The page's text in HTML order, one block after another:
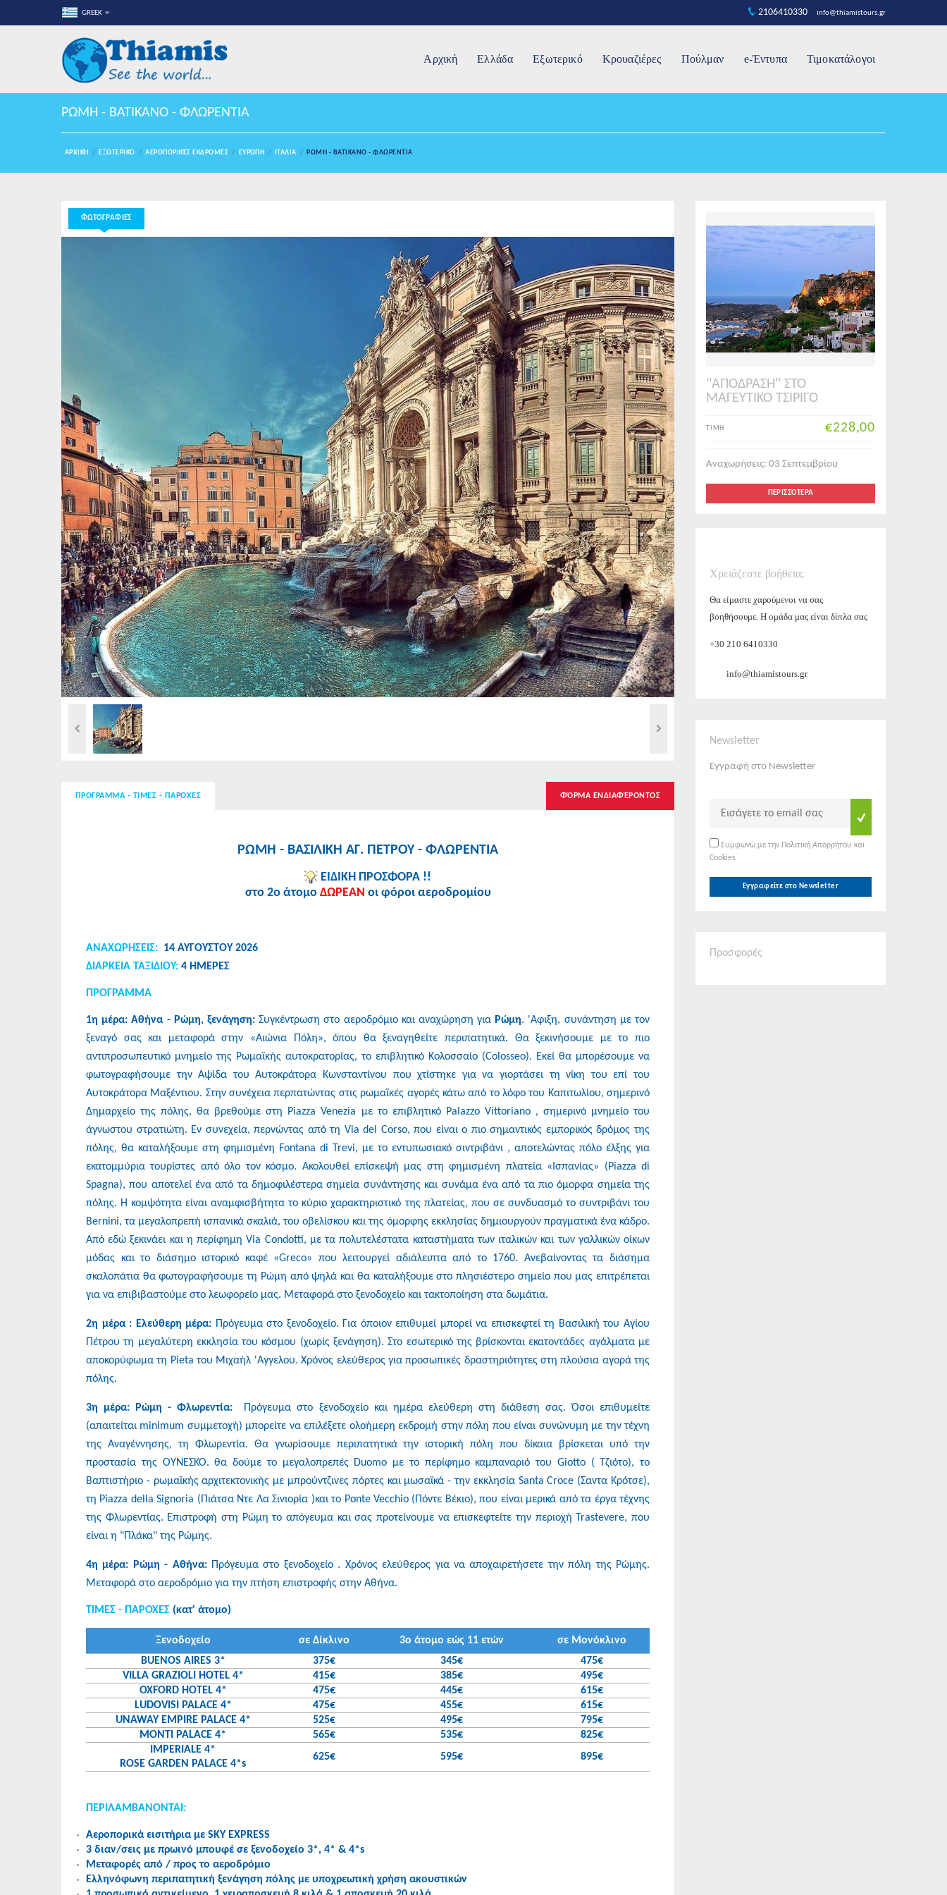
GREEK 2106410330 info@thiamistours.gr
Αρχική Ελλάδα Εξωτερικό Κρουαζιέρες Πούλμαν e-Έντυπα Τιμοκατάλογοι
ΡΩΜΗ - ΒΑΤΙΚΑΝΟ - ΦΛΩΡΕΝΤΙΑ
ΑΡΧΙΚΉ ΕΞΩΤΕΡΙΚΌ ΑΕΡΟΠΟΡΙΚΈΣ ΕΚΔΡΟΜΈΣ ΕΥΡΏΠΗ ΙΤΑΛΙΑ ΡΩΜΗ - ΒΑΤΙΚΑΝΟ - ΦΛΩΡΕΝΤΙΑ
ΦΩΤΟΓΡΑΦΙΕΣ
ΠΡΟΓΡΑΜΜΑ - ΤΙΜΕΣ - ΠΑΡΟΧΕΣ ΦΌΡΜΑ ΕΝΔΙΑΦΈΡΟΝΤΟΣ
ΡΩΜΗ - ΒΑΣΙΛΙΚΗ ΑΓ. ΠΕΤΡΟΥ - ΦΛΩΡΕΝΤΙΑ
ΕΙΔΙΚΗ ΠΡΟΣΦΟΡΑ !!
στο 2ο άτομο ΔΩΡΕΑΝ οι φόροι αεροδρομίου
ΑΝΑΧΩΡΗΣEIΣ: 14 ΑΥΓΟΥΣΤΟΥ 2026
ΔΙΑΡΚΕΙΑ ΤΑΞΙΔΙΟΥ: 4 ΗΜΕΡΕΣ
ΠΡΟΓΡΑΜΜΑ
1η μέρα: Αθήνα - Ρώμη, ξενάγηση:Συγκέντρωση στο αεροδρόμιο και αναχώρηση για Ρώμη. 'Αφιξη, συνάντηση με τον
ξεναγό σας και μεταφορά στην «Αιώνια Πόλη», όπου θα ξεναγηθείτε περιπατητικά. Θα ξεκινήσουμε με το πιο
αντιπροσωπευτικό μνημείο της Ρωμαϊκής αυτοκρατορίας, το επιβλητικό Κολοσσαίο (Colosseo). Εκεί θα μπορέσουμε να
φωτογραφήσουμε την Αψίδα του Αυτοκράτορα Κωνσταντίνου που χτίστηκε για να γιορτάσει τη νίκη του επί του
Αυτοκράτορα Μαξέντιου. Στην συνέχεια περπατώντας στις ρωμαϊκές αγορές κάτω από το λόφο του Καπιτωλίου, σημερινό
Δημαρχείο της πόλης, θα βρεθούμε στη Piazza Venezia με το επιβλητικό Palazzo Vittoriano , σημερινό μνημείο του
άγνωστου στρατιώτη. Εν συνεχεία, περνώντας από τη Via del Corso, που είναι ο πιο σημαντικός εμπορικός δρόμος της
πόλης, θα καταλήξουμε στη φημισμένη Fontana di Trevi, με το εντυπωσιακό σιντριβάνι , αποτελώντας πόλο έλξης για
εκατομμύρια τουρίστες από όλο τον κόσμο. Ακολουθεί επίσκεψή μας στη φημισμένη πλατεία «Ισπανίας» (Piazza di
Spagna), που αποτελεί ένα από τα δημοφιλέστερα σημεία συνάντησης και συνάμα ένα από τα πιο όμορφα σημεία της
πόλης. Η κομψότητα είναι αναμφισβήτητα το κύριο χαρακτηριστικό της πλατείας, που σε συνδυασμό το συντριβάνι του
Bernini, τα μεγαλοπρεπή ισπανικά σκαλιά, του οβελίσκου και της όμορφης εκκλησίας δημιουργούν πραγματικά ένα κάδρο.
Από εδώ ξεκινάει και η περίφημη Via Condotti, µε τα πολυτελέστατα καταστήματα των ιταλικών και των γαλλικών οίκων
μόδας και το διάσημο ιστορικό καφέ «Greco» που λειτουργεί αδιάλειπτα από το 1760. Ανεβαίνοντας τα διάσημα
σκαλοπάτια θα φωτογραφήσουμε τη Ρώμη από ψηλά και θα καταλήξουμε στο πλησιέστερο σημείο που μας επιτρέπεται
για να επιβιβαστούμε στο λεωφορείο μας. Μεταφορά στο ξενοδοχείο και τακτοποίηση στα δωμάτια.
2η μέρα : Ελεύθερη μέρα: Πρόγευμα στο ξενοδοχείο. Για όποιον επιθυμεί μπορεί να επισκεφτεί τη Βασιλική του Αγίου
Πέτρου τη μεγαλύτερη εκκλησία του κόσμου (χωρίς ξενάγηση). Στο εσωτερικό της βρίσκονται εκατοντάδες αγάλματα με
αποκορύφωμα τη Pieta του Μιχαήλ 'Αγγελου. Χρόνος ελεύθερος για προσωπικές δραστηριότητες στη πλούσια αγορά της
πόλης.
3η μέρα: Ρώμη - Φλωρεντία:
Πρόγευμα στο ξενοδοχείο και ημέρα ελεύθερη στη διάθεση σας. Όσοι επιθυμείτε
(απαιτείται minimum συμμετοχή) μπορείτε να επιλέξετε ολοήμερη εκδρομή στην πόλη που είναι συνώνυμη με την τέχνη
της Αναγέννησης, τη Φλωρεντία. Θα γνωρίσουμε περιπατητικά την ιστορική πόλη που δίκαια βρίσκεται υπό την
προστασία της ΟΥΝΕΣΚΟ. θα δούμε το μεγαλοπρεπές Duomo με το περίφημο καμπαναριό του Giotto ( Τζιότο), το
Βαπτιστήριο - ρωμαϊκής αρχιτεκτονικής με μπρούντζινες πόρτες και μωσαϊκά - την εκκλησία Santa Croce (Σαντα Κρότσε),
τη Piazza della Signoria (Πιάτσα Ντε Λα Σινιορία )και το Ponte Vecchio (Πόντε Βέκιο), που είναι μερικά από τα έργα τέχνης
της Φλωρεντίας. Επιστροφή στη Ρώμη το απόγευμα και σας προτείνουμε να επισκεφτείτε την περιοχή Trastevere, που
είναι η "Πλάκα" της Ρώμης.
4η μέρα: Ρώμη - Αθήνα:Πρόγευμα στο ξενοδοχείο . Χρόνος ελεύθερος για να αποχαιρετήσετε την πόλη της Ρώμης.
Μεταφορά στο αεροδρόμιο για την πτήση επιστροφής στην Αθήνα.
ΤΙΜΕΣ - ΠΑΡΟΧΕΣ (κατ' άτομο)
Ξενοδοχείο σε Δίκλινο 3ο άτομο εώς 11 ετών
σε Μονόκλινο
BUENOS AIRES 3*
375€ 345€
475€
VILLA GRAZIOLI HOTEL 4*
415€ 385€
495€
OXFORD HOTEL 4*
475€ 445€
615€
LUDOVISI PALACE 4*
475€ 455€
615€
UNAWAY EMPIRE PALACE 4*
525€ 495€
795€
MONTI PALACE 4*
565€ 535€
825€
IMPERIALE 4*
ROSE GARDEN PALACE 4*s
625€ 595€ 895€
ΠΕΡΙΛΑΜΒΑΝΟΝΤΑΙ:
Αεροπορικά εισιτήρια με SKY EXPRESS
3 διαν/σεις με πρωινό μπουφέ σε ξενοδοχείο 3*, 4* & 4*s
Μεταφορές από / προς το αεροδρόμιο
Ελληνόφωνη περιπατητική ξενάγηση πόλης με υποχρεωτική χρήση ακουστικών
''ΑΠΟΔΡΑΣΗ'' ΣΤΟ
ΜΑΓΕΥΤΙΚΟ ΤΣΙΡΙΓΟ
ΤΙΜΗ €228,00
Αναχωρήσεις: 03 Σεπτεμβρίου
ΠΕΡΙΣΣΌΤΕΡΑ
Χρειάζεστε βοήθεια;
Θα είμαστε χαρούμενοι να σας
βοηθήσουμε. Η ομάδα μας είναι δίπλα σας
+30 210 6410330
info@thiamistours.gr
Newsletter
Εγγραφή στο Newsletter
Συμφωνώ με την Πολιτική Απορρήτου και
Cookies
Εγγραφείτε στο Newsletter
Προσφορές